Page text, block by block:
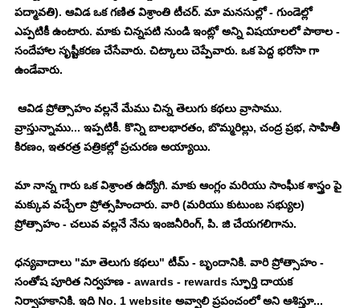
పద్మావతి). ఆవిడ ఒక గణిత విశ్రాంతి టీచర్. మా మనసుల్లో - గుండెల్లో
ఎప్పటికీ ఉంటారు. మాకు చిన్నపటి నుండి ఇంట్లో అన్ని విషయాలలో పాఠాల -
సందేహాల సృష్టీకరణ చేసేవారు. చిట్కాలు చెప్పేవారు. ఒక పెద్ద భరోసా గా
ఉండేవారు.
ఆవిడ ప్రోత్సాహం వల్లనే మేము చిన్న తెలుగు కథలు వ్రాసాము.
వ్రాస్తున్నాము... ఇప్పటికీ. కొన్ని బాలభారతం, బొమ్మరిల్లు, చంద్ర ప్రభ, సాహితీ
కిరణం, ఇతరత్ర పత్రికల్లో ప్రచురణ అయ్యాయి.
మా నాన్న గారు ఒక విశ్రాంత ఉద్యోగి. మాకు ఆంగ్లం మరియు సాంఘీక శాస్త్రం పై
మక్కువ వచ్చేలా ప్రోత్సహించారు. వారి (మరియు కుటుంబ సభ్యుల)
ప్రోత్సాహం - చలువ వల్లనే నేను ఇంజనీరింగ్, పి. జి చేయగలిగాను.
ధన్యవాదాలు "మా తెలుగు కథలు" టీమ్ - బృందానికి. వారి ప్రోత్సాహం -
సంతోష పూరిత నిర్వహణ - awards - rewards స్ఫూర్తి దాయక
నిర్వాహకానికి. ఇది No. 1 website అవ్వాలి ప్రపంచంలో అని ఆశిస్తూ...